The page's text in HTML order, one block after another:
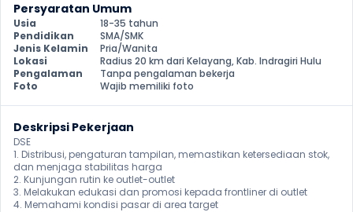
Persyaratan Umum
Usia
18-35 tahun
Pendidikan
SMA/SMK
Jenis Kelamin
Pria/Wanita
Lokasi
Radius 20 km dari Kelayang, Kab. Indragiri Hulu
Pengalaman
Tanpa pengalaman bekerja
Foto
Wajib memiliki foto
Deskripsi Pekerjaan
DSE
1. Distribusi, pengaturan tampilan, memastikan ketersediaan stok,
dan menjaga stabilitas harga
2. Kunjungan rutin ke outlet-outlet
3. Melakukan edukasi dan promosi kepada frontliner di outlet
4. Memahami kondisi pasar di area target